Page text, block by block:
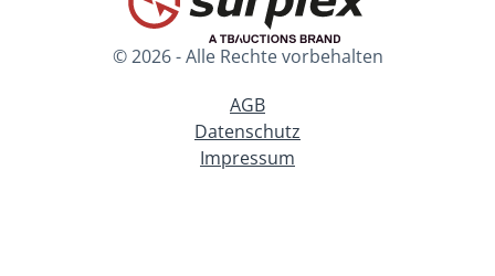
© 2026 - Alle Rechte vorbehalten
AGB
Datenschutz
Impressum